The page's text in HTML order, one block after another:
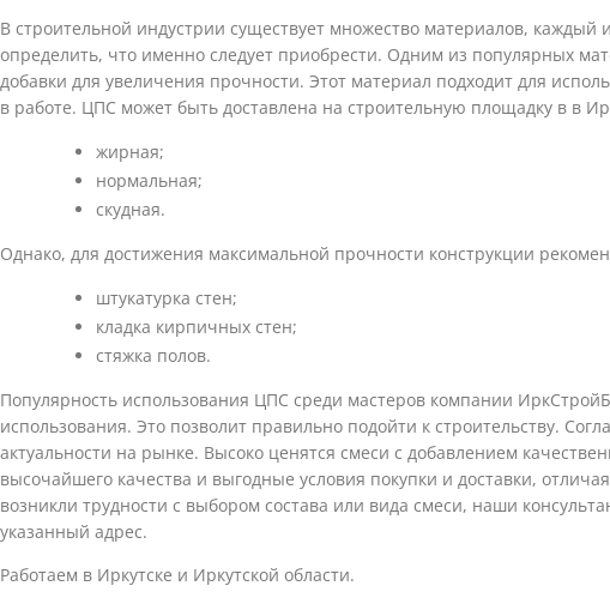
В строительной индустрии существует множество материалов,
определить, что именно следует приобрести. Одним из популярных
добавки для увеличения прочности. Этот материал подходит для
в работе. ЦПС может быть доставлена на строительную площадку в в
жирная;
нормальная;
скудная.
Однако, для достижения максимальной прочности конструкции
штукатурка стен;
кладка кирпичных стен;
стяжка полов.
Популярность использования ЦПС среди мастеров компании
использования. Это позволит правильно подойти к строительству.
актуальности на рынке. Высоко ценятся смеси с добавлением
высочайшего качества и выгодные условия покупки и доставки,
возникли трудности с выбором состава или вида смеси, наши
указанный адрес.
Работаем в Иркутске и Иркутской области.